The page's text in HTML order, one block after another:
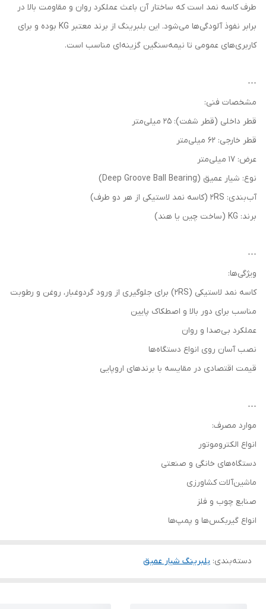
طرف کاسه نمد است که ساختار آن باعث عملکرد روان و مقاومت بالا در
برابر نفوذ آلودگی‌ها می‌شود. این بلبرینگ از برند معتبر KG بوده و برای
کاربری‌های عمومی تا نیمه‌سنگین گزینه‌ای مناسب است.
---
مشخصات فنی:
قطر داخلی (قطر شفت): 25 میلی‌متر
قطر خارجی: 62 میلی‌متر
عرض: 17 میلی‌متر
نوع: شیار عمیق (Deep Groove Ball Bearing)
آب‌بندی: 2RS (کاسه نمد لاستیکی از هر دو طرف)
برند: KG (ساخت چین یا هند)
---
ویژگی‌ها:
کاسه نمد لاستیکی (2RS) برای جلوگیری از ورود گردوغبار، روغن و رطوبت
مناسب برای دور بالا و اصطکاک پایین
عملکرد بی‌صدا و روان
نصب آسان روی انواع دستگاه‌ها
قیمت اقتصادی در مقایسه با برندهای اروپایی
---
موارد مصرف:
انواع الکتروموتور
دستگاه‌های خانگی و صنعتی
ماشین‌آلات کشاورزی
صنایع چوب و فلز
انواع گیربکس‌ها و پمپ‌ها
دسته‌بندی: بلبرینگ شیار عمیق